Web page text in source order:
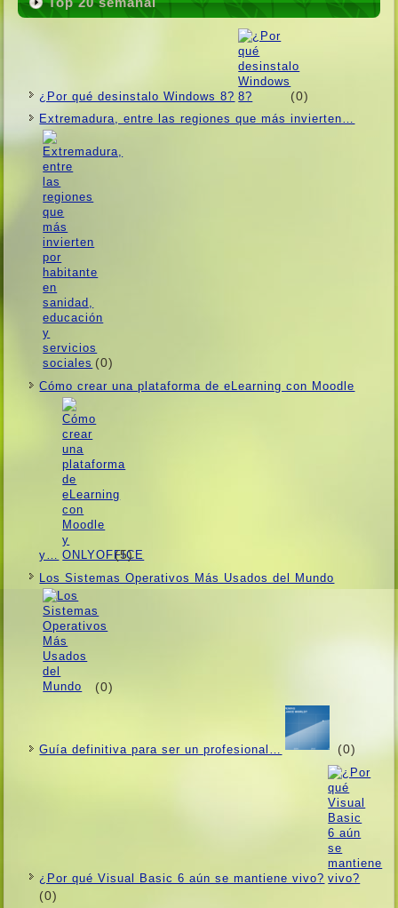
¿Por qué desinstalo Windows 8? (0)
Extremadura, entre las regiones que más invierten…
(0)
Cómo crear una plataforma de eLearning con Moodle
y… (5)
Los Sistemas Operativos Más Usados ​​del Mundo
(0)
Guí­a definitiva para ser un profesional… (0)
¿Por qué Visual Basic 6 aún se mantiene vivo?
(0)